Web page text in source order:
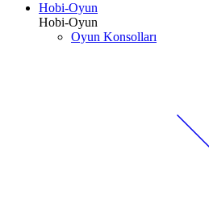
Hobi-Oyun
Hobi-Oyun
Oyun Konsolları